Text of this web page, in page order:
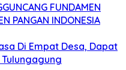
FUNDAMEN
PANGAN INDONESIA
Di Empat Desa, Dapat